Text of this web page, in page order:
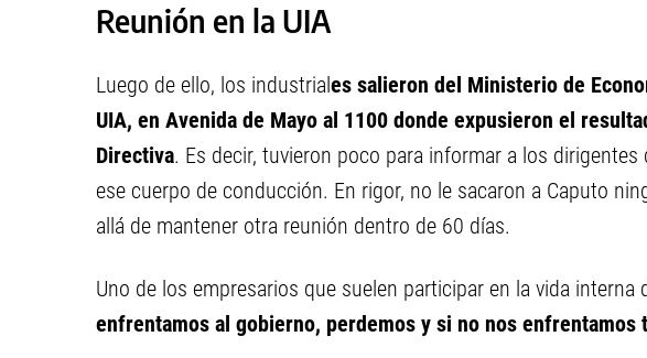
Reunión en la UIA
Luego de ello, los industriales salieron del Ministerio de
UIA, en Avenida de Mayo al 1100 donde expusieron el
Directiva. Es decir, tuvieron poco para informar a los
ese cuerpo de conducción. En rigor, no le sacaron a Caputo
allá de mantener otra reunión dentro de 60 días.
Uno de los empresarios que suelen participar en la vida interna
enfrentamos al gobierno, perdemos y si no nos enfrentamos